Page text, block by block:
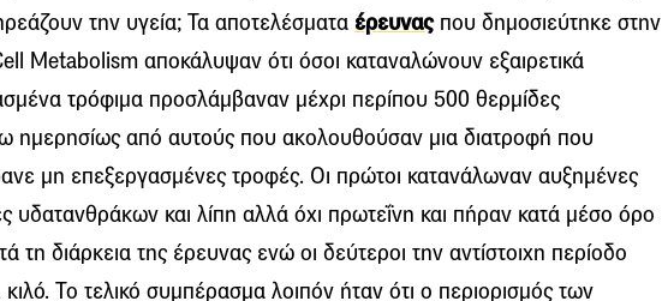
την υγεία; Τα αποτελέσματα έρευναςπου δημοσιεύτηκε στην
Metabolism αποκάλυψαν ότι όσοι καταναλώνουν εξαιρετικά
τρόφιμα προσλάμβαναν μέχρι περίπου 500 θερμίδες
ημερησίως από αυτούς που ακολουθούσαν μια διατροφή που
μη επεξεργασμένες τροφές. Οι πρώτοι κατανάλωναν αυξημένες
υδατανθράκων και λίπη αλλά όχι πρωτεΐνη και πήραν κατά μέσο όρο
τη διάρκεια της έρευνας ενώ οι δεύτεροι την αντίστοιχη περίοδο
Το τελικό συμπέρασμα λοιπόν ήταν ότι ο περιορισμός των